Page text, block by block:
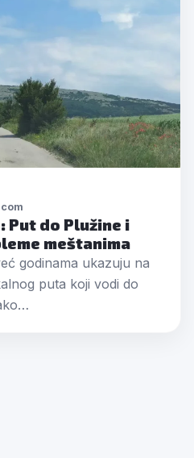
Put do Plužine i
meštanima
godinama ukazuju na
puta koji vodi do